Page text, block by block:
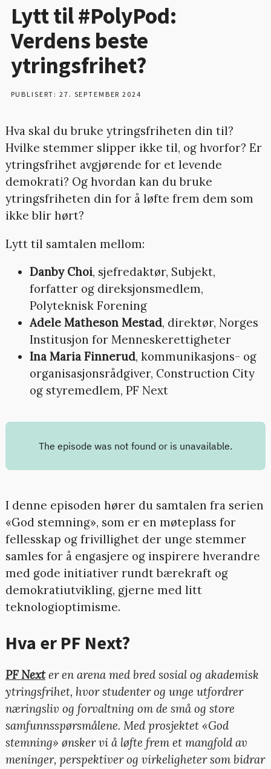
Lytt til #PolyPod:
Verdens beste
ytringsfrihet?
PUBLISERT: 27. SEPTEMBER 2024
Hva skal du bruke ytringsfriheten din til?
Hvilke stemmer slipper ikke til, og hvorfor? Er
ytringsfrihet avgjørende for et levende
demokrati? Og hvordan kan du bruke
ytringsfriheten din for å løfte frem dem som
ikke blir hørt?
Lytt til samtalen mellom:
Danby Choi, sjefredaktør, Subjekt,
forfatter og direksjonsmedlem,
Polyteknisk Forening
Adele Matheson Mestad, direktør, Norges
Institusjon for Menneskerettigheter
Ina Maria Finnerud, kommunikasjons- og
organisasjonsrådgiver, Construction City
og styremedlem, PF Next
I denne episoden hører du samtalen fra serien
«God stemning», som er en møteplass for
fellesskap og frivillighet der unge stemmer
samles for å engasjere og inspirere hverandre
med gode initiativer rundt bærekraft og
demokratiutvikling, gjerne med litt
teknologioptimisme.
Hva er PF Next?
PF Nexter en arena med bred sosial og akademisk
ytringsfrihet, hvor studenter og unge utfordrer
næringsliv og forvaltning om de små og store
samfunnsspørsmålene. Med prosjektet «God
stemning» ønsker vi å løfte frem et mangfold av
meninger, perspektiver og virkeligheter som bidrar